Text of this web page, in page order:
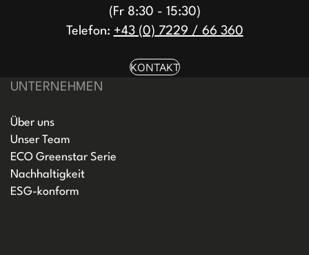
(Fr 8:30 - 15:30)
Telefon: +43 (0) 7229 / 66 360
KONTAKT
UNTERNEHMEN
Über uns
Unser Team
ECO Greenstar Serie
Nachhaltigkeit
ESG-konform